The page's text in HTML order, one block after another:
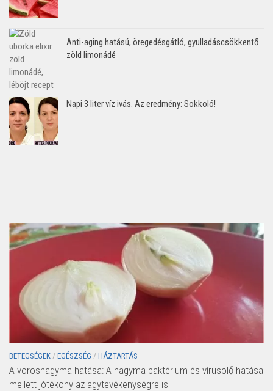
Anti-aging hatású, öregedésgátló, gyulladáscsökkentő
zöld limonádé
Napi 3 liter víz ivás. Az eredmény: Sokkoló!
BETEGSÉGEK / EGÉSZSÉG / HÁZTARTÁS
A vöröshagyma hatása: A hagyma baktérium és vírusölő hatása
mellett jótékony az agytevékenységre is